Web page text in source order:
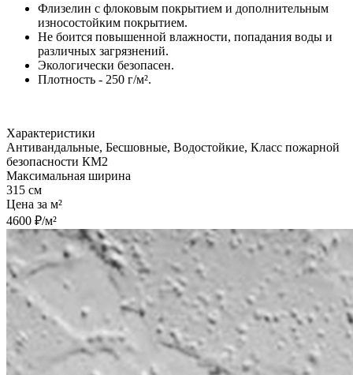
Флизелин с флоковым покрытием и дополнительным
износостойким покрытием.
Не боится повышенной влажности, попадания воды и
различных загрязнений.
Экологически безопасен.
Плотность - 250 г/м².
Характеристики
Антивандальные, Бесшовные, Водостойкие, Класс пожарной
безопасности КМ2
Максимальная ширина
315 см
Цена за м²
4600 ₽/м²